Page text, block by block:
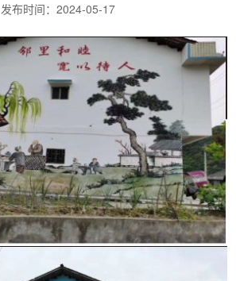
发布时间：2024-05-17